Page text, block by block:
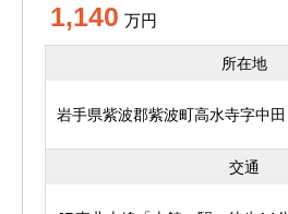
1,140 万円
所在地
岩手県紫波郡紫波町高水寺字中田
交通